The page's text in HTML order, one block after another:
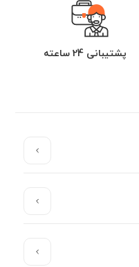
پشتیبانی 24 ساعته